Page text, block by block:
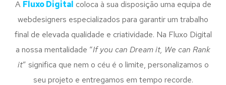
A Fluxo Digital coloca à sua disposição uma equipa de
webdesigners especializados para garantir um trabalho
final de elevada qualidade e criatividade. Na Fluxo Digital
a nossa mentalidade “If you can Dream it, We can Rank
it” significa que nem o céu é o limite, personalizamos o
seu projeto e entregamos em tempo recorde.